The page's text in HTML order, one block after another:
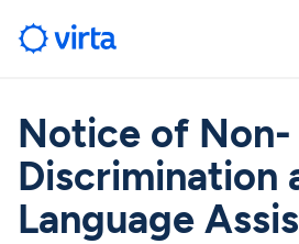
Notice of Non-
Discrimination
Language